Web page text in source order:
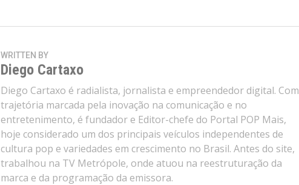
WRITTEN BY
Diego Cartaxo
Diego Cartaxo é radialista, jornalista e empreendedor digital. Com
trajetória marcada pela inovação na comunicação e no
entretenimento, é fundador e Editor-chefe do Portal POP Mais,
hoje considerado um dos principais veículos independentes de
cultura pop e variedades em crescimento no Brasil. Antes do site,
trabalhou na TV Metrópole, onde atuou na reestruturação da
marca e da programação da emissora.